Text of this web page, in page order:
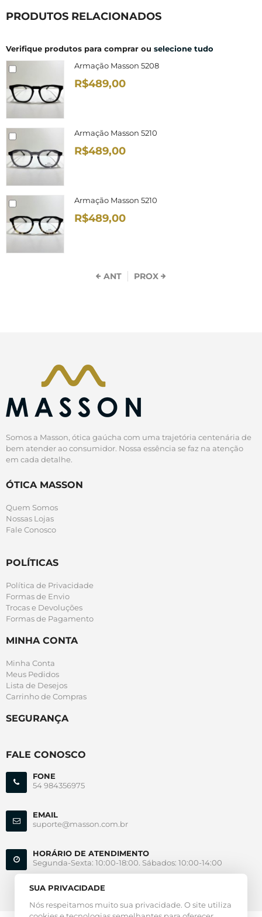
PRODUTOS RELACIONADOS
Verifique produtos para comprar ou selecione tudo
Armação Masson 5208
R$489,00
Armação Masson 5210
R$489,00
Armação Masson 5210
R$489,00
ANT PROX
Somos a Masson, ótica gaúcha com uma trajetória centenária de
bem atender ao consumidor. Nossa essência se faz na atenção
em cada detalhe.
ÓTICA MASSON
Quem Somos
Nossas Lojas
Fale Conosco
POLÍTICAS
Política de Privacidade
Formas de Envio
Trocas e Devoluções
Formas de Pagamento
MINHA CONTA
Minha Conta
Meus Pedidos
Lista de Desejos
Carrinho de Compras
SEGURANÇA
FALE CONOSCO
FONE
54 984356975
EMAIL
suporte@masson.com.br
HORÁRIO DE ATENDIMENTO
Segunda-Sexta: 10:00-18:00. Sábados: 10:00-14:00
SUA PRIVACIDADE
Nós respeitamos muito sua privacidade. O site utiliza